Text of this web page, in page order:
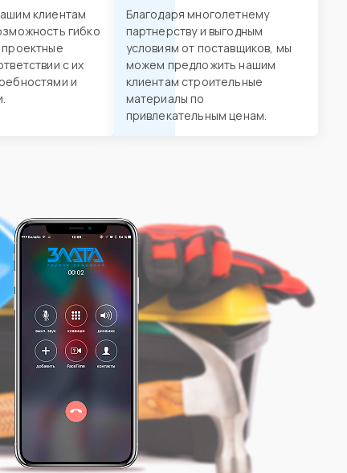
клиентам
гибко
проектные
с их
и
Благодаря многолетнему
партнерству и выгодным
условиям от поставщиков, мы
можем предложить нашим
клиентам строительные
материалы по
привлекательным ценам.